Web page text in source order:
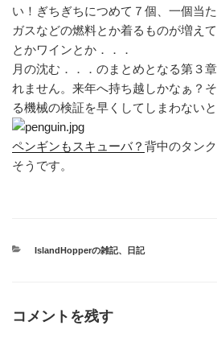
い！ぎちぎちにつめて７個、一個当
ガスなどの燃料とか着るものが増え
とかワインとか．．．
月の沈む．．．のまとめとなる第３
れません。来年へ持ち越しかなぁ？
る機械の検証を早くしてしまわないと
ペンギンもスキューバ？ 背中のタン
そうです。
カ
IslandHopperの雑記、 日記
コメントを残す